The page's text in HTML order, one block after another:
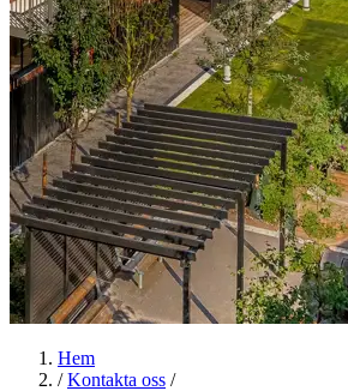
Hem
/ Kontakta oss /